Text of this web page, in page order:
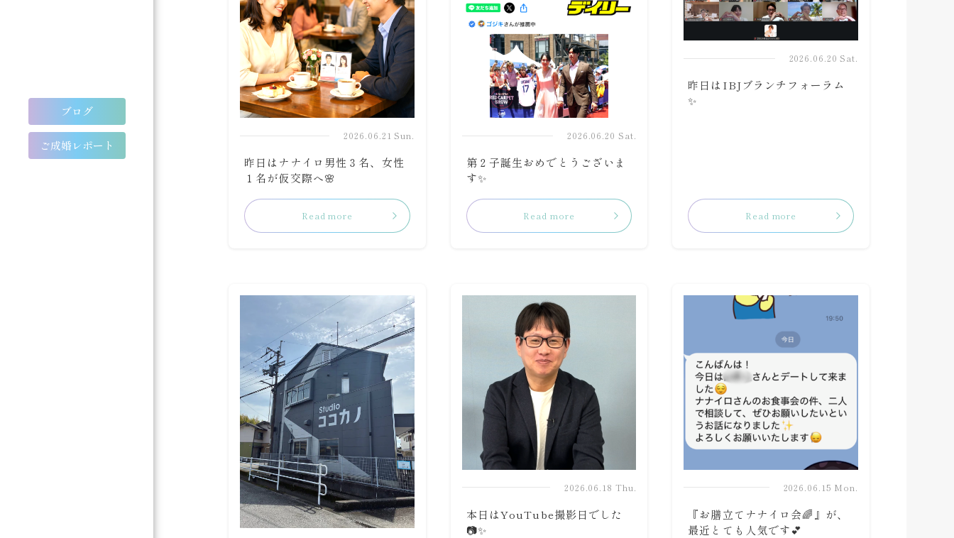
ブログ
ご成婚レポート
2026.06.21 Sun.
昨日はナナイロ男性３名、女性
１名が仮交際へ🌸
Read more
2026.06.20 Sat.
第２子誕生おめでとうございま
す✨
Read more
2026.06.20 Sat.
昨日はIBJブランチフォーラム
✨
Read more
2026.06.18 Thu.
本日はYouTube撮影日でした
📷✨
2026.06.15 Mon.
『お膳立てナナイロ会🌈』が、
最近とても人気です💕